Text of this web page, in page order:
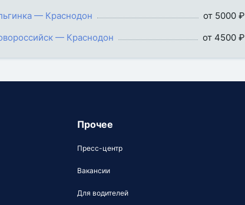
— Краснодон
от 5000 ₽
— Краснодон
от 4500 ₽
Прочее
Пресс-центр
Вакансии
Для водителей